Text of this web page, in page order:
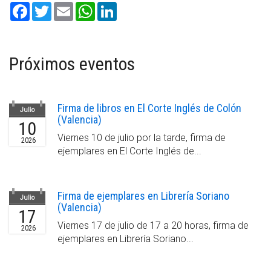
Facebook
TwitterEmail WhatsApp
Próximos eventos
Julio
10
2026
Firma de libros en El Corte Inglés de Colón
(Valencia)
Viernes 10 de julio por la tarde, firma de
ejemplares en El Corte Inglés de...
Julio
17
2026
Firma de ejemplares en Librería Soriano
(Valencia)
Viernes 17 de julio de 17 a 20 horas, firma de
ejemplares en Librería Soriano...